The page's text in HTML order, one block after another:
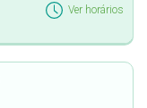
Ver horários